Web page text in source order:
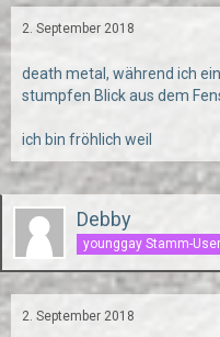
2. September 2018
death metal, während ich
stumpfen Blick aus dem
ich bin fröhlich weil
Debby
younggay Stamm-User
2. September 2018